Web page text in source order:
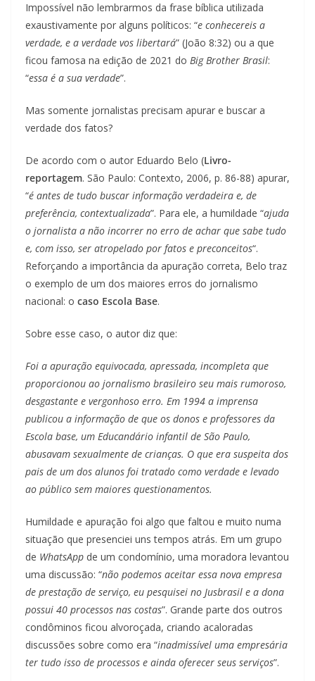
Impossível não lembrarmos da frase bíblica utilizada
exaustivamente por alguns políticos: “e conhecereis a
verdade, e a verdade vos libertará” (João 8:32) ou a que
ficou famosa na edição de 2021 do Big Brother Brasil:
“essa é a sua verdade”.
Mas somente jornalistas precisam apurar e buscar a
verdade dos fatos?
De acordo com o autor Eduardo Belo (Livro-
reportagem. São Paulo: Contexto, 2006, p. 86-88) apurar,
“é antes de tudo buscar informação verdadeira e, de
preferência, contextualizada”. Para ele, a humildade “ajuda
o jornalista a não incorrer no erro de achar que sabe tudo
e, com isso, ser atropelado por fatos e preconceitos“.
Reforçando a importância da apuração correta, Belo traz
o exemplo de um dos maiores erros do jornalismo
nacional: o caso Escola Base.
Sobre esse caso, o autor diz que:
Foi a apuração equivocada, apressada, incompleta que
proporcionou ao jornalismo brasileiro seu mais rumoroso,
desgastante e vergonhoso erro. Em 1994 a imprensa
publicou a informação de que os donos e professores da
Escola base, um Educandário infantil de São Paulo,
abusavam sexualmente de crianças. O que era suspeita dos
pais de um dos alunos foi tratado como verdade e levado
ao público sem maiores questionamentos.
Humildade e apuração foi algo que faltou e muito numa
situação que presenciei uns tempos atrás. Em um grupo
de WhatsApp de um condomínio, uma moradora levantou
uma discussão: “não podemos aceitar essa nova empresa
de prestação de serviço, eu pesquisei no Jusbrasil e a dona
possui 40 processos nas costas”. Grande parte dos outros
condôminos ficou alvoroçada, criando acaloradas
discussões sobre como era “inadmissível uma empresária
ter tudo isso de processos e ainda oferecer seus serviços”.